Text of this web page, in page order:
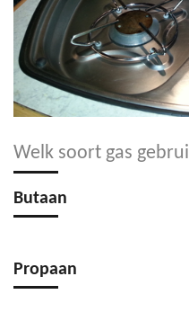
Welk soort gas
Butaan
Propaan